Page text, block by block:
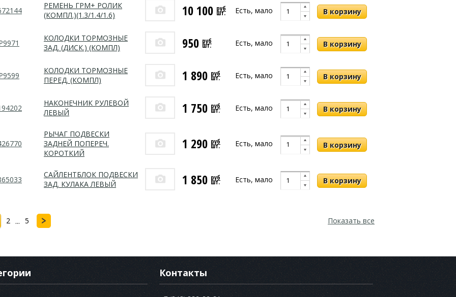
РЕМЕНЬ ГРМ+ РОЛИК
(КОМПЛ.)(1.3/1.4/1.6)
10 100 руб
шт. Есть, мало
КОЛОДКИ ТОРМОЗНЫЕ
ЗАД. (ДИСК.) (КОМПЛ)
950 руб
шт. Есть, мало
КОЛОДКИ ТОРМОЗНЫЕ
ПЕРЕД. (КОМПЛ)
1 890 руб
шт. Есть, мало
НАКОНЕЧНИК РУЛЕВОЙ
ЛЕВЫЙ
1 750 руб
шт. Есть, мало
РЫЧАГ ПОДВЕСКИ
ЗАДНЕЙ ПОПЕРЕЧ.
КОРОТКИЙ
1 290 руб
шт. Есть, мало
САЙЛЕНТБЛОК ПОДВЕСКИ
ЗАД. КУЛАКА ЛЕВЫЙ
1 850 руб
шт. Есть, мало
2 ... 5 Показать все
Контакты